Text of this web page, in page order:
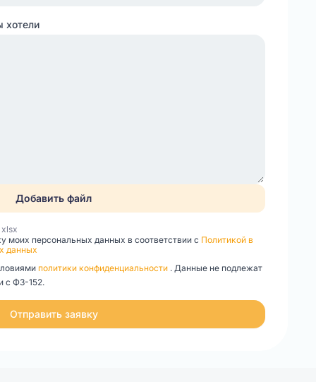
хотели
Добавить файл
xlsx
моих персональных данных в соответствии с Политикой в
данных
политики конфиденциальности . Данные не подлежат
с ФЗ-152.
Отправить заявку